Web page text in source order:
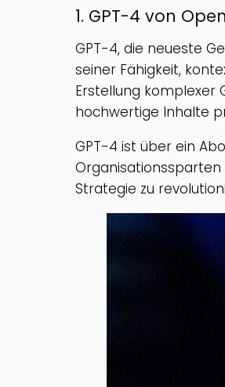
1. GPT-4 von
GPT-4, die neueste
seiner Fähigkeit,
Erstellung komplexer
hochwertige Inhalte
GPT-4 ist über ein
Strategie zu